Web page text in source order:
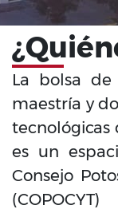
La bolsa
maestría y
tecnológicas
es un
Consejo